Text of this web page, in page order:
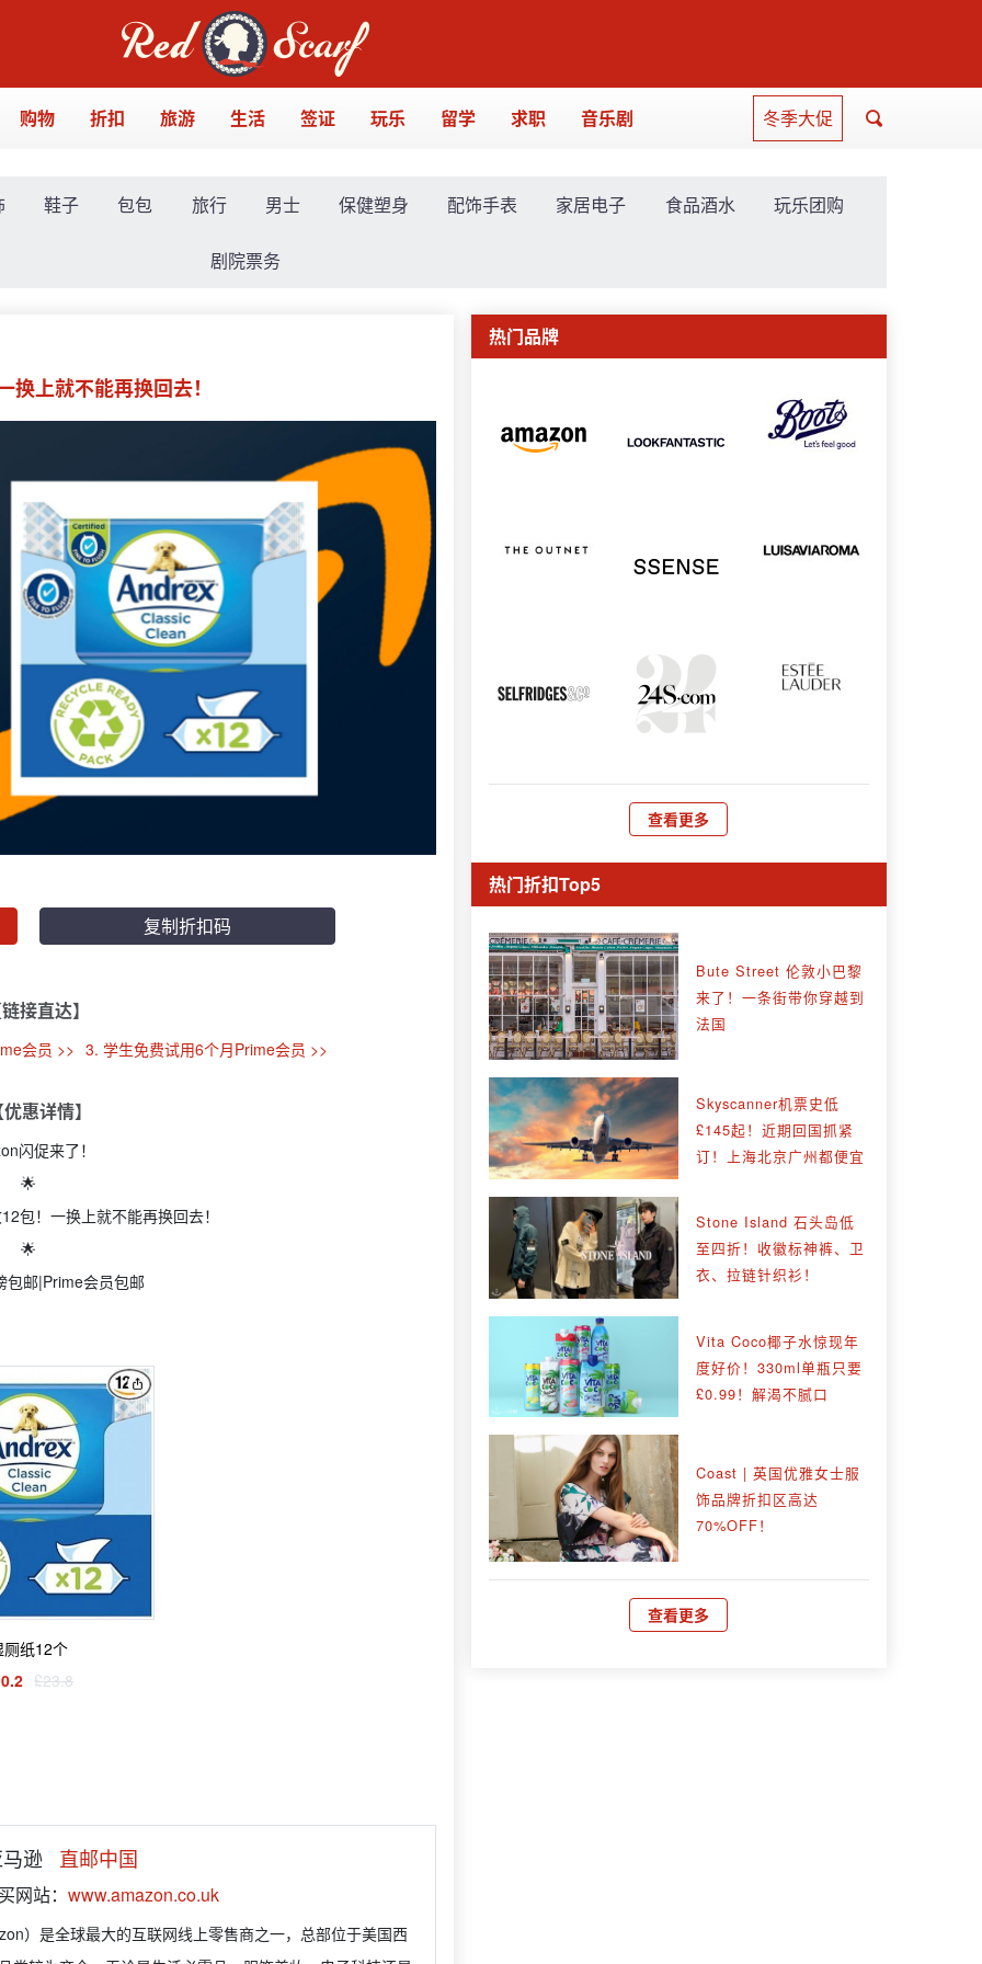
购物 折扣 旅游 生活 签证 玩乐 留学 求职 音乐剧 冬季大促
鞋子 包包 旅行 男士 保健塑身 配饰手表 家居电子 食品酒水 玩乐团购
剧院票务
上就不能再换回去！
复制折扣码
接直达】
会员 >> 3. 学生免费试用6个月Prime会员 >>
惠详情】
闪促来了！
🌟
包！一换上就不能再换回去！
🌟
包邮|Prime会员包邮
厕纸12个
£23.8
逊 直邮中国
网站： www.amazon.co.uk
）是全球最大的互联网线上零售商之一，总部位于美国西
热门品牌
查看更多
热门折扣Top5
Bute Street 伦敦小巴黎
来了！一条街带你穿越到
法国
Skyscanner机票史低
£145起！近期回国抓紧
订！上海北京广州都便宜
Stone Island 石头岛低
至四折！收徽标神裤、卫
衣、拉链针织衫！
Vita Coco椰子水惊现年
度好价！330ml单瓶只要
£0.99！解渴不腻口
Coast | 英国优雅女士服
饰品牌折扣区高达
70%OFF！
查看更多